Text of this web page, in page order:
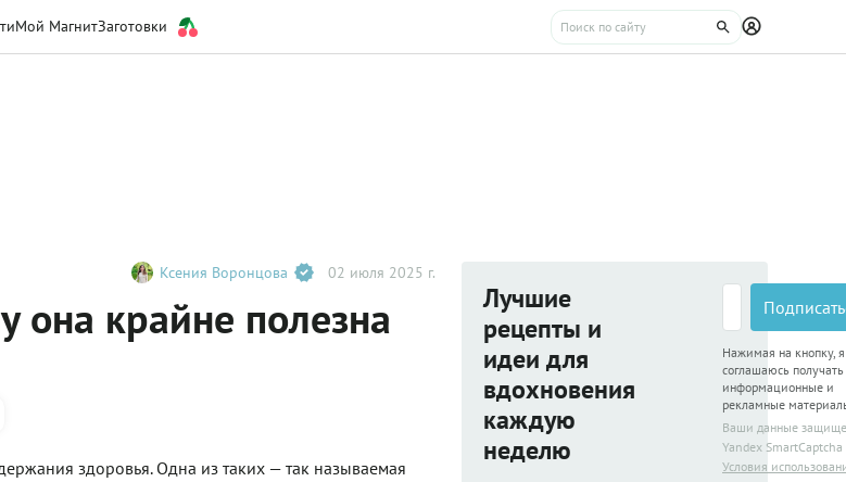
Мой МагнитЗаготовки
Ксения Воронцова 02 июля 2025 г.
она крайне полезна
здоровья. Одна из таких — так называемая
Лучшие
рецепты и
идеи для
вдохновения
каждую
неделю
Нажимая на кнопку, я
соглашаюсь получать
информационные и
рекламные
Ваши данные
Yandex SmartCaptcha
Условия